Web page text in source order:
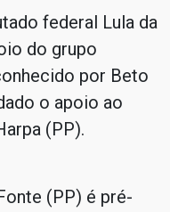
federal Lula da
do grupo
por Beto
o apoio ao
(PP).
(PP) é pré-